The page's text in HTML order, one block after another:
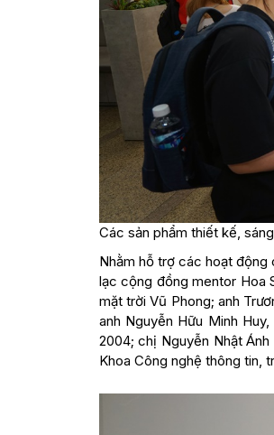
Các sản phẩm thiết kế,
Nhằm hỗ trợ các hoạt
lạc cộng đồng mentor Hoa
mặt trời Vũ Phong; anh
anh Nguyễn Hữu Minh
2004; chị Nguyễn Nhật
Khoa Công nghệ thông tin,